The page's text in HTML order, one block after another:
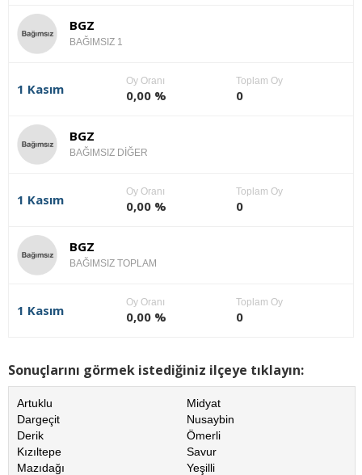
BGZ
BAĞIMSIZ 1
1 Kasım
Oy Oranı
0,00 %
Toplam Oy
0
BGZ
BAĞIMSIZ DİĞER
1 Kasım
Oy Oranı
0,00 %
Toplam Oy
0
BGZ
BAĞIMSIZ TOPLAM
1 Kasım
Oy Oranı
0,00 %
Toplam Oy
0
Sonuçlarını görmek istediğiniz ilçeye tıklayın:
Artuklu
Dargeçit
Derik
Kızıltepe
Mazıdağı
Midyat
Nusaybin
Ömerli
Savur
Yeşilli